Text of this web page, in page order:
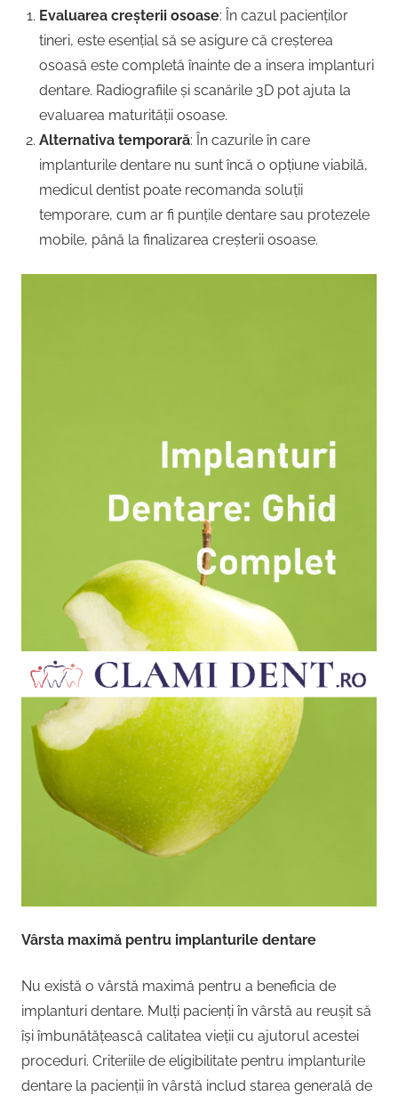
Evaluarea creșterii osoase: În cazul pacienților
tineri, este esențial să se asigure că creșterea
osoasă este completă înainte de a insera implanturi
dentare. Radiografiile și scanările 3D pot ajuta la
evaluarea maturității osoase.
Alternativa temporară: În cazurile în care
implanturile dentare nu sunt încă o opțiune viabilă,
medicul dentist poate recomanda soluții
temporare, cum ar fi punțile dentare sau protezele
mobile, până la finalizarea creșterii osoase.
Vârsta maximă pentru implanturile dentare
Nu există o vârstă maximă pentru a beneficia de
implanturi dentare. Mulți pacienți în vârstă au reușit să
își îmbunătățească calitatea vieții cu ajutorul acestei
proceduri. Criteriile de eligibilitate pentru implanturile
dentare la pacienții în vârstă includ starea generală de